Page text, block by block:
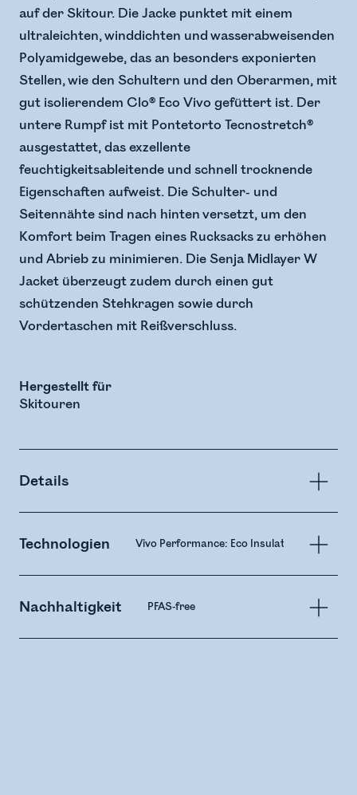
auf der Skitour. Die Jacke punktet mit einem
ultraleichten, winddichten und wasserabweisenden
Polyamidgewebe, das an besonders exponierten
Stellen, wie den Schultern und den Oberarmen, mit
gut isolierendem Clo® Eco Vivo gefüttert ist. Der
untere Rumpf ist mit Pontetorto Tecnostretch®
ausgestattet, das exzellente
feuchtigkeitsableitende und schnell trocknende
Eigenschaften aufweist. Die Schulter- und
Seitennähte sind nach hinten versetzt, um den
Komfort beim Tragen eines Rucksacks zu erhöhen
und Abrieb zu minimieren. Die Senja Midlayer W
Jacket überzeugt zudem durch einen gut
schützenden Stehkragen sowie durch
Vordertaschen mit Reißverschluss.
Hergestellt für
Skitouren
Details
Technologien Vivo Performance: Eco Insulation
Nachhaltigkeit PFAS-free